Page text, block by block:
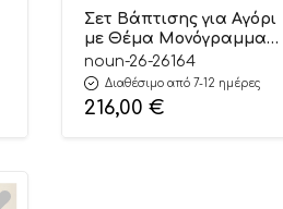
Σετ Βάπτισης για Αγόρι
με Θέμα Μονόγραμμα
Ραφ-Άμμου 26164
noun-26-26164
Διαθέσιμο από 7-12 ημέρες
216,00 €